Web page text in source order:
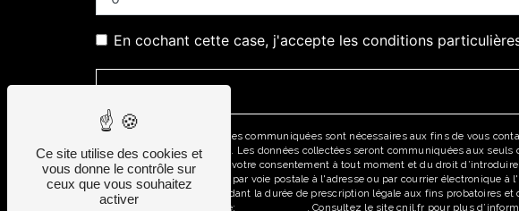
En cochant cette case, j'accepte les conditions
** Les données personnelles communiquées sont nécessaires aux fins de vous
répondre à votre message. Les données collectées seront communiquées aux
d’opposition, de retrait de votre consentement à tout moment et du droit
pouvez exercer ces droits par voie postale à l'adresse ou par courrier électronique
prise de contact puis pendant la durée de prescription légale aux fins probatoires
disponible à cette adresse:
. Consultez le site cnil.fr pour plus
Ce site utilise des cookies et
vous donne le contrôle sur
ceux que vous souhaitez
activer